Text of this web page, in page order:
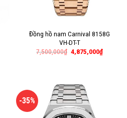
Đồng hồ nam Carnival 8158G
VH-DT-T
7,500,000₫ 4,875,000₫
-35%